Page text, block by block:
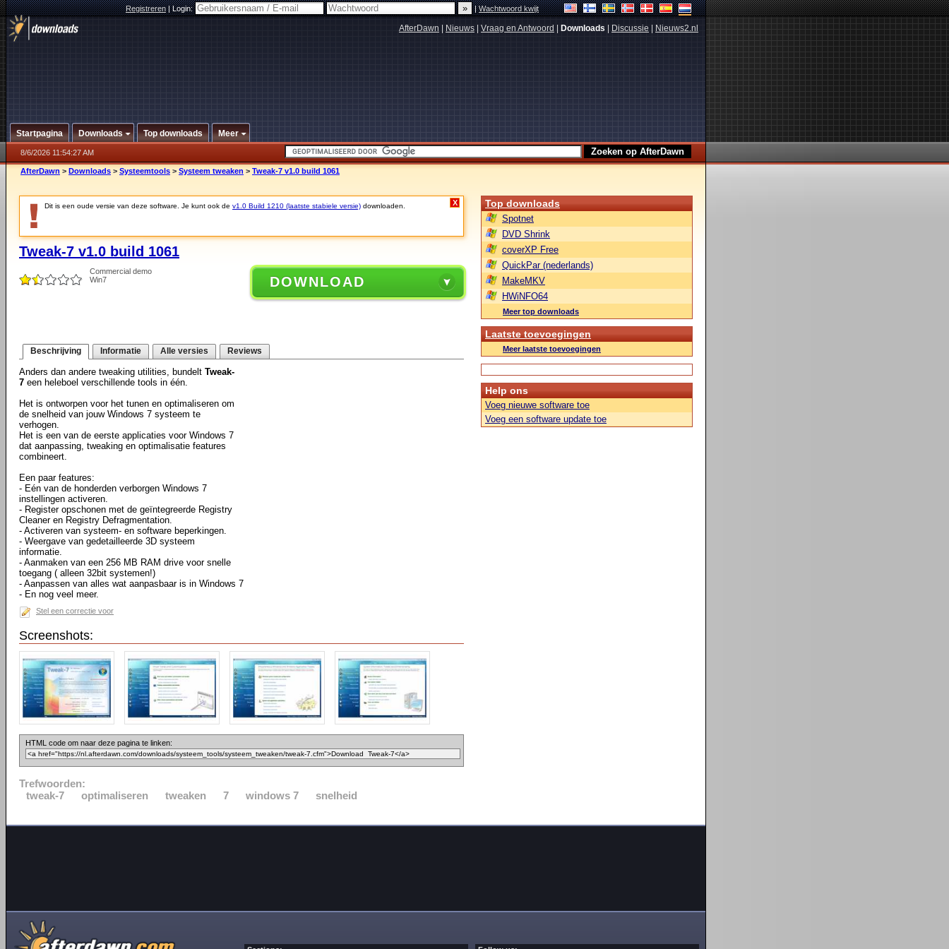
Registreren|Login: |Wachtwoord kwijt
AfterDawn Nieuws Vraag en Antwoord Downloads Discussie Nieuws2.nl
Startpagina Downloads Top downloads Meer
8/6/2026 11:54:27 AM
AfterDawn > Downloads > Systeemtools > Systeem tweaken > Tweak-7 v1.0 build 1061
Dit is een oude versie van deze software. Je kunt ook de v1.0 Build 1210 (laatste stabiele versie) downloaden. X
Tweak-7 v1.0 build 1061
Commercial demo
Win7
DOWNLOAD
Beschrijving Informatie Alle versies Reviews
Anders dan andere tweaking utilities, bundelt Tweak-
7 een heleboel verschillende tools in één.
Het is ontworpen voor het tunen en optimaliseren om
de snelheid van jouw Windows 7 systeem te
verhogen.
Het is een van de eerste applicaties voor Windows 7
dat aanpassing, tweaking en optimalisatie features
combineert.
Een paar features:
- Eén van de honderden verborgen Windows 7
instellingen activeren.
- Register opschonen met de geïntegreerde Registry
Cleaner en Registry Defragmentation.
- Activeren van systeem- en software beperkingen.
- Weergave van gedetailleerde 3D systeem
informatie.
- Aanmaken van een 256 MB RAM drive voor snelle
toegang ( alleen 32bit systemen!)
- Aanpassen van alles wat aanpasbaar is in Windows 7
- En nog veel meer.
Stel een correctie voor
Screenshots:
HTML code om naar deze pagina te linken:
Trefwoorden:
tweak-7
optimaliseren tweaken 7 windows 7 snelheid
Top downloads
Spotnet
DVD Shrink
coverXP Free
QuickPar (nederlands)
MakeMKV
HWiNFO64
Meer top downloads
Laatste toevoegingen
Meer laatste toevoegingen
Help ons
Voeg nieuwe software toe
Voeg een software update toe